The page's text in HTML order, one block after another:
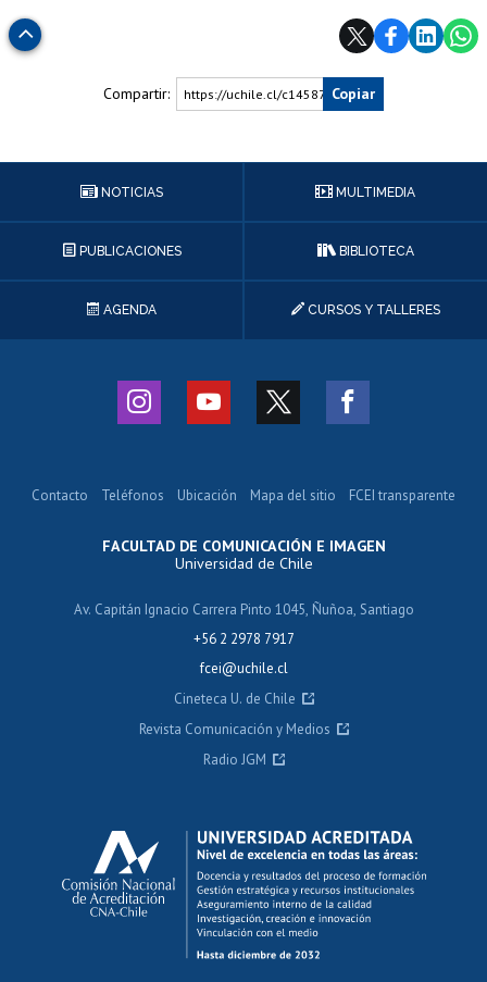
Subir
Compartir: https://uchile.cl/c145875Copiar
NOTICIAS MULTIMEDIA
PUBLICACIONES BIBLIOTECA
AGENDA CURSOS Y TALLERES
FACULTAD DE COMUNICACIÓN E IMAGEN
Universidad de Chile
Av. Capitán Ignacio Carrera Pinto 1045, Ñuñoa, Santiago
+56 2 2978 7917
fcei@uchile.cl
Contacto Teléfonos Ubicación Mapa del sitio FCEI transparente
Cineteca U. de Chile
Revista Comunicación y Medios
Radio JGM